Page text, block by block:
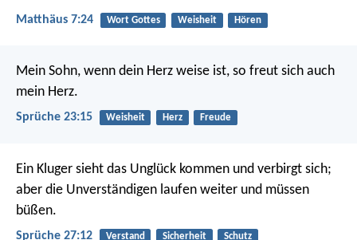
Matthäus 7:24 Wort Gottes Weisheit Hören
Mein Sohn, wenn dein Herz weise ist, so freut sich auch
mein Herz.
Sprüche 23:15 Weisheit Herz Freude
Ein Kluger sieht das Unglück kommen und verbirgt sich;
aber die Unverständigen laufen weiter und müssen
büßen.
Sprüche 27:12 Verstand Sicherheit Schutz